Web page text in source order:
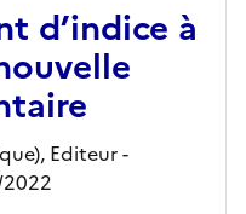
d’indice à
Editeur-